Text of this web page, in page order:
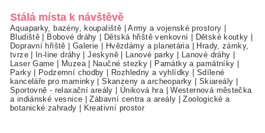
Stálá místa k návštěvě
Aquaparky, bazény, koupaliště |Army a vojenské prostory
Bludiště
Bobové dráhy Dětská hřiště venkovní Dětské koutky
Dopravní hřiště
Galerie Hvězdárny a planetária
Hrady, zámky,
tvrze| In-line dráhy |Jeskyně| Lanové parky Lanové dráhy
Laser Game
Muzea| Naučné stezky Památky a památníky
Parky| Podzemní chodby Rozhledny a vyhlídky
Sdílené
kanceláře pro maminky |Skanzeny a archeoparky Skiareály
Sportovně - relaxační areály
Úniková hra |Westernová městečka
a indiánské vesnice |Zábavní centra a areály |Zoologické a
botanické zahrady
Kreativní prostor